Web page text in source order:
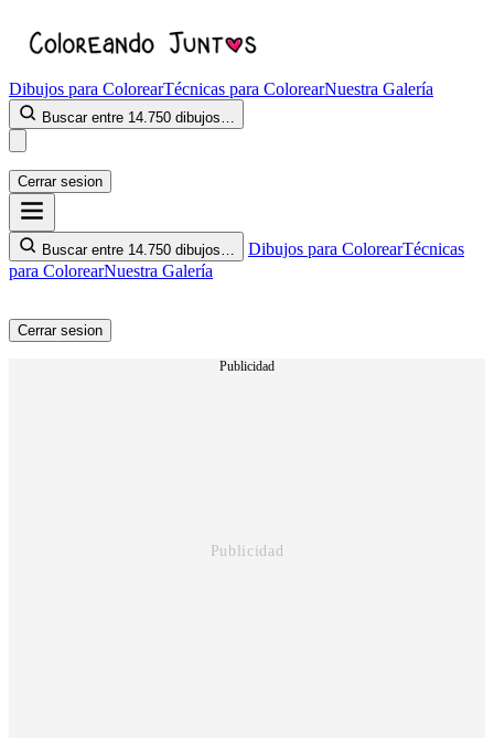
Dibujos para ColorearTécnicas para ColorearNuestra Galería
Buscar entre 14.750 dibujos…
Cerrar sesion
Buscar entre 14.750 dibujos… Dibujos para ColorearTécnicas
para ColorearNuestra Galería
Cerrar sesion
Publicidad